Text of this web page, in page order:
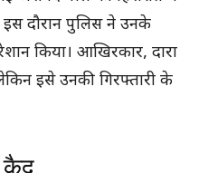
इस दौरान पुलिस ने उनके
किया। आखिरकार, दारा
इसे उनकी गिरफ्तारी के